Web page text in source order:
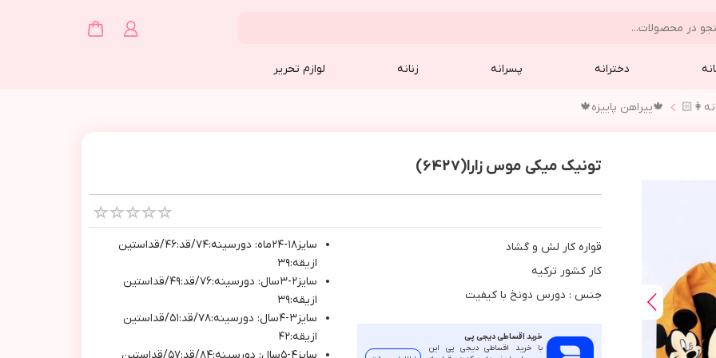
دخترانه پسرانه زنانه لوازم تحریر
🍁پيراهن پاييزه🍁
تونیک میکی موس زارا(6427)
قواره كار لش و گشاد
كار كشور تركيه
جنس : دورس دونخ با كيفيت
خرید اقساطی دیجی پی
با خرید اقساطی دیجی پی این
سايز١٨-٢٤ماه: دورسينه:٧٤/قد:٤٦/قداستين
ازيقه:٣٩
سايز٢-٣سال: دورسينه:٧٦/قد:٤٩/قداستين
ازيقه:٣٩
سايز٣-٤سال: دورسينه:٧٨/قد:٥١/قداستين
ازيقه:٤٢